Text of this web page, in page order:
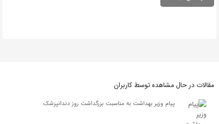
مقالات در حال مشاهده توسط کاربران
پیام وزیر بهداشت به مناسبت بزرگداشت روز دندانپزشک